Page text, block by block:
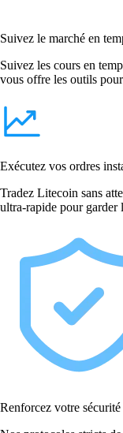
Suivez le marché en
Suivez les cours en
vous offre les outils
Exécutez vos ordres
Tradez Litecoin sans
ultra-rapide pour garder
Renforcez votre sécurité